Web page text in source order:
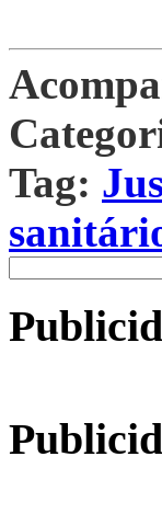
Tag:
por: